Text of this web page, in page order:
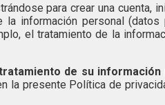
para crear una cuenta,
información personal
el tratamiento de la
de su
la presente Política de